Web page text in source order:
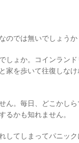
のでは無いでしょうか
しょか。コインラン
家を歩いて往復しな
ん。毎日、どこかし
るかも知れません。
してしまってパニッ